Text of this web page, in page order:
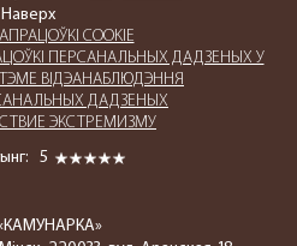
COOKIE
ПЕРСАНАЛЬНЫХ ДАДЗЕНЫХ У
ВІДЭАНАБЛЮДЭННЯ
ДАДЗЕНЫХ
ЭКСТРЕМИЗМУ
5
Наверх